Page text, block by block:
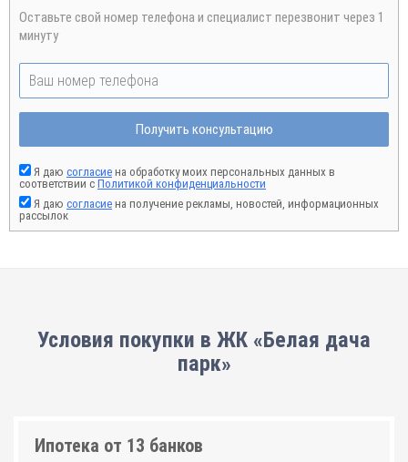
Оставьте свой номер телефона и специалист перезвонит через 1
минуту
Получить консультацию
Я даю согласие на обработку моих персональных данных в
соответствии с Политикой конфиденциальности
Я даю согласие на получение рекламы, новостей, информационных
рассылок
Условия покупки в ЖК «Белая дача
парк»
Ипотека от 13 банков